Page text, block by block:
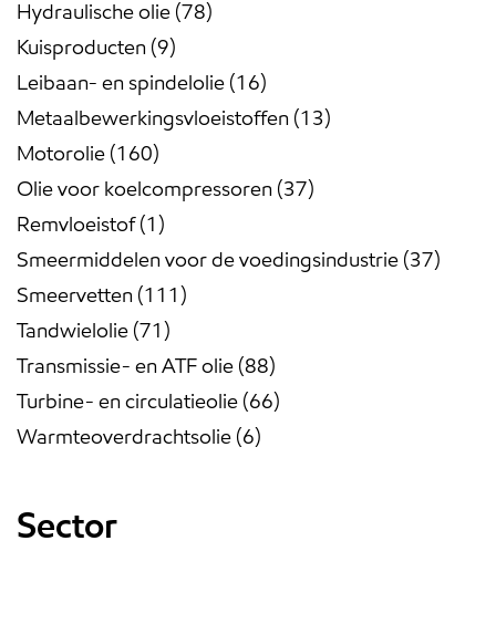
Hydraulische olie 78
Kuisproducten 9
Leibaan- en spindelolie 16
Metaalbewerkingsvloeistoffen 13
Motorolie 160
Olie voor koelcompressoren 37
Remvloeistof 1
Smeermiddelen voor de voedingsindustrie 37
Smeervetten 111
Tandwielolie 71
Transmissie- en ATF olie 88
Turbine- en circulatieolie 66
Warmteoverdrachtsolie 6
Sector